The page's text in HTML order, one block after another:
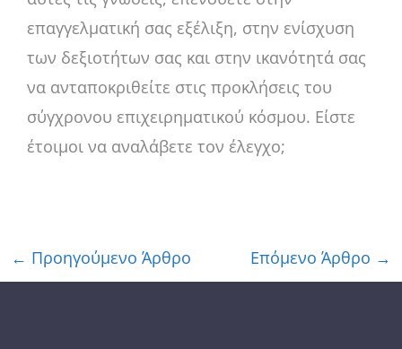
επαγγελματική σας εξέλιξη, στην ενίσχυση
των δεξιοτήτων σας και στην ικανότητά σας
να ανταποκριθείτε στις προκλήσεις του
σύγχρονου επιχειρηματικού κόσμου. Είστε
έτοιμοι να αναλάβετε τον έλεγχο;
← Προηγούμενο Άρθρο Επόμενο Άρθρο →